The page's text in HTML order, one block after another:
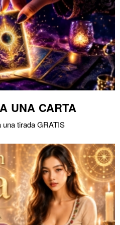
UNA CARTA
tirada GRATIS